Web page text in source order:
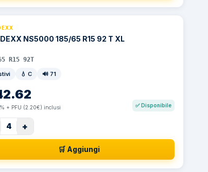
NS5000 185/65 R15 92 T XL
R15 92T
💧 C 🔊 71
+ PFU (2.20€) inclusi ✅Disponibile
4 +
🛒 Aggiungi